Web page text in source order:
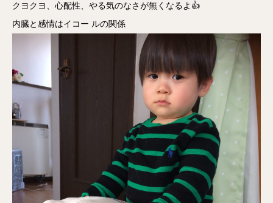
クヨクヨ、心配性、やる気のなさが無くなるよ👍
内臓と感情はイコー ルの関係